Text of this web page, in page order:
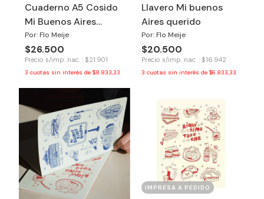
Cuaderno A5 Cosido
Mi Buenos Aires
querido
Por: Flo Meije
$26.500
Precio s/imp. nac. : $21.901
3 cuotas sin interés de $8.833,33
Llavero Mi buenos
Aires querido
Por: Flo Meije
$20.500
Precio s/imp. nac. : $16.942
3 cuotas sin interés de $6.833,33
IMPRESA A PEDIDO